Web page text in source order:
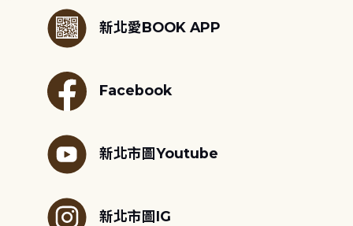
新北愛BOOK APP
Facebook
新北市圖Youtube
新北市圖IG